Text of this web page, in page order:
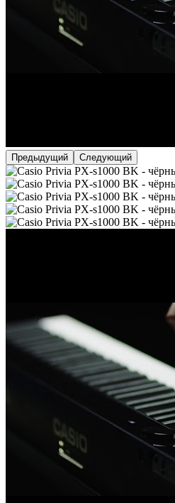
Предыдущий Следующий